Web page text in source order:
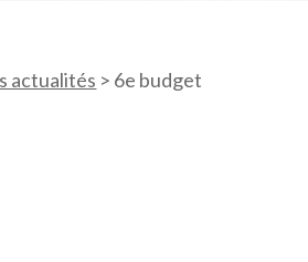
actualités > 6e budget